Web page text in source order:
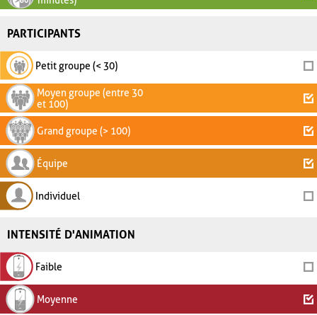
PARTICIPANTS
Petit groupe (< 30)
Moyen groupe (entre 30
et 100)
Grand groupe (> 100)
Équipe
Individuel
INTENSITÉ D'ANIMATION
Faible
Moyenne